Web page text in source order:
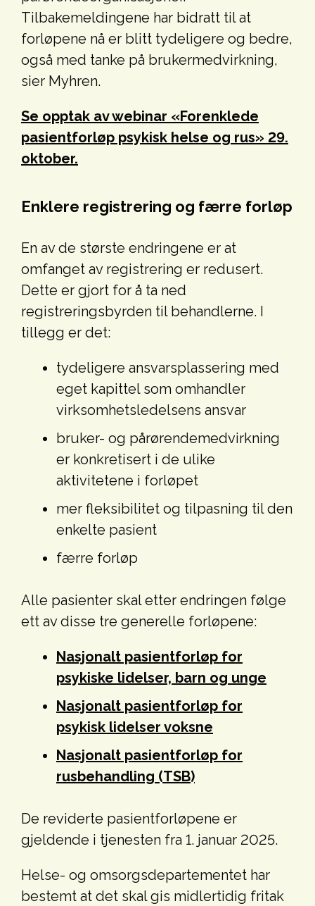
Tilbakemeldingene har bidratt til at
forløpene nå er blitt tydeligere og bedre,
også med tanke på brukermedvirkning,
sier Myhren.
Se opptak av webinar «Forenklede
pasientforløp psykisk helse og rus» 29.
oktober.
Enklere registrering og færre forløp
En av de største endringene er at
omfanget av registrering er redusert.
Dette er gjort for å ta ned
registreringsbyrden til behandlerne. I
tillegg er det:
tydeligere ansvarsplassering med
eget kapittel som omhandler
virksomhetsledelsens ansvar
bruker- og pårørendemedvirkning
er konkretisert i de ulike
aktivitetene i forløpet
mer fleksibilitet og tilpasning til den
enkelte pasient
færre forløp
Alle pasienter skal etter endringen følge
ett av disse tre generelle forløpene:
Nasjonalt pasientforløp for
psykiske lidelser, barn og unge
Nasjonalt pasientforløp for
psykisk lidelser voksne
Nasjonalt pasientforløp for
rusbehandling (TSB)
De reviderte pasientforløpene er
gjeldende i tjenesten fra 1. januar 2025.
Helse- og omsorgsdepartementet har
bestemt at det skal gis midlertidig fritak